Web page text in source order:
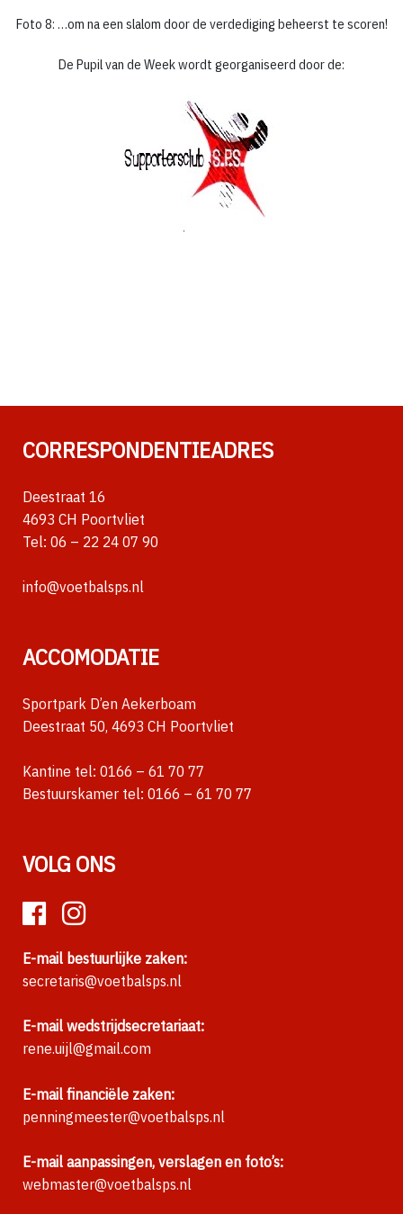
Foto 8: …om na een slalom door de verdediging beheerst te scoren!
De Pupil van de Week wordt georganiseerd door de:
CORRESPONDENTIEADRES
Deestraat 16
4693 CH Poortvliet
Tel: 06 – 22 24 07 90
info@voetbalsps.nl
ACCOMODATIE
Sportpark D’en Aekerboam
Deestraat 50, 4693 CH Poortvliet
Kantine tel: 0166 – 61 70 77
Bestuurskamer tel: 0166 – 61 70 77
VOLG ONS
E-mail bestuurlijke zaken:
secretaris@voetbalsps.nl
E-mail wedstrijdsecretariaat:
rene.uijl@gmail.com
E-mail financiële zaken:
penningmeester@voetbalsps.nl
E-mail aanpassingen, verslagen en foto’s:
webmaster@voetbalsps.nl